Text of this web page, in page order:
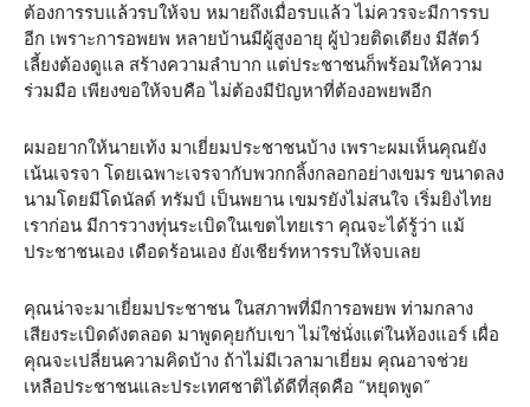
ต้องการรบแล้วรบให้จบ หมายถึงเมื่อรบแล้ว ไม่ควรจะมีการรบ
อีก เพราะการอพยพ หลายบ้านมีผู้สูงอายุ ผู้ป่วยติดเตียง มีสัตว์
เลี้ยงต้องดูแล สร้างความลำบาก แต่ประชาชนก็พร้อมให้ความ
ร่วมมือ เพียงขอให้จบคือ ไม่ต้องมีปัญหาที่ต้องอพยพอีก
ผมอยากให้นายเท้ง มาเยี่ยมประชาชนบ้าง เพราะผมเห็นคุณยัง
เน้นเจรจา โดยเฉพาะเจรจากับพวกกลิ้งกลอกอย่างเขมร ขนาดลง
นามโดยมีโดนัลด์ ทรัมป์ เป็นพยาน เขมรยังไม่สนใจ เริ่มยิงไทย
เราก่อน มีการวางทุ่นระเบิดในเขตไทยเรา คุณจะได้รู้ว่า แม้
ประชาชนเอง เดือดร้อนเอง ยังเชียร์ทหารรบให้จบเลย
คุณน่าจะมาเยี่ยมประชาชน ในสภาพที่มีการอพยพ ท่ามกลาง
เสียงระเบิดดังตลอด มาพูดคุยกับเขา ไม่ใช่นั่งแต่ในห้องแอร์ เผื่อ
คุณจะเปลี่ยนความคิดบ้าง ถ้าไม่มีเวลามาเยี่ยม คุณอาจช่วย
เหลือประชาชนและประเทศชาติได้ดีที่สุดคือ “หยุดพูด”